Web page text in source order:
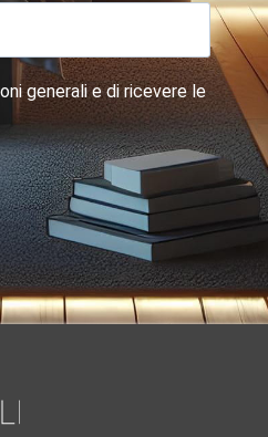
generali e di ricevere le